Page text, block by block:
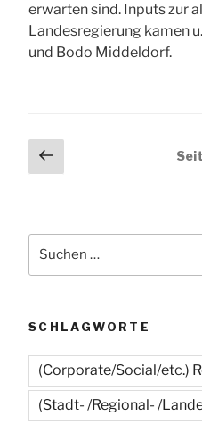
erwarten sind. Inputs zur
Landesregierung kamen
und Bodo Middeldorf.
der
Vorherige
Seite
nach:
SCHLAGWORTE
(Corporate/Social/etc.)
(Stadt- /Regional- /